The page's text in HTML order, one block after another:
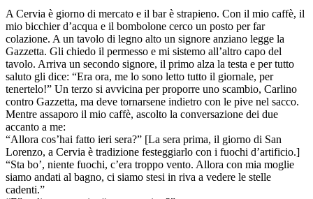
A Cervia è giorno di mercato e il bar è strapieno. Con il mio caffè, il
mio bicchier d’acqua e il bombolone cerco un posto per far
colazione. A un tavolo di legno alto un signore anziano legge la
Gazzetta. Gli chiedo il permesso e mi sistemo all’altro capo del
tavolo. Arriva un secondo signore, il primo alza la testa e per tutto
saluto gli dice: “Era ora, me lo sono letto tutto il giornale, per
tenertelo!” Un terzo si avvicina per proporre uno scambio, Carlino
contro Gazzetta, ma deve tornarsene indietro con le pive nel sacco.
Mentre assaporo il mio caffè, ascolto la conversazione dei due
accanto a me:
“Allora cos’hai fatto ieri sera?” [La sera prima, il giorno di San
Lorenzo, a Cervia è tradizione festeggiarlo con i fuochi d’artificio.]
“Sta bo’, niente fuochi, c’era troppo vento. Allora con mia moglie
siamo andati al bagno, ci siamo stesi in riva a vedere le stelle
cadenti.”